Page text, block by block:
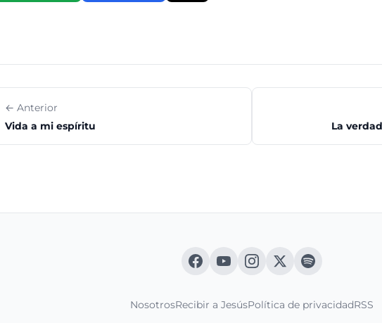
← Anterior
Vida a mi espíritu
La
NosotrosRecibir a JesúsPolítica de privacidadRSS